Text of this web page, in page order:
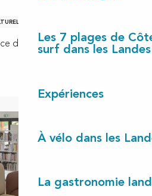
Les 7 plages de
surf dans les Landes
Expériences
À vélo dans les
La gastronomie
des écoles, 40170 Lit-et-Mixe